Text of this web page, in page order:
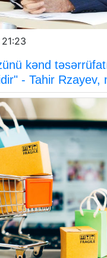
kənd
- Tahir Rzayev,